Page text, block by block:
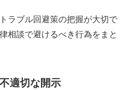
ラブル回避策の把握が大切で
相談で避けるべき行為をまと
適切な開示